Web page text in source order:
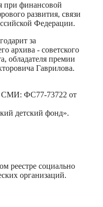
при финансовой
развития, связи
Федерации.
за
архива - советского
обладателя премии
Гаврилова.
СМИ: ФС77-73722 от
детский фонд».
реестре социально
организаций.